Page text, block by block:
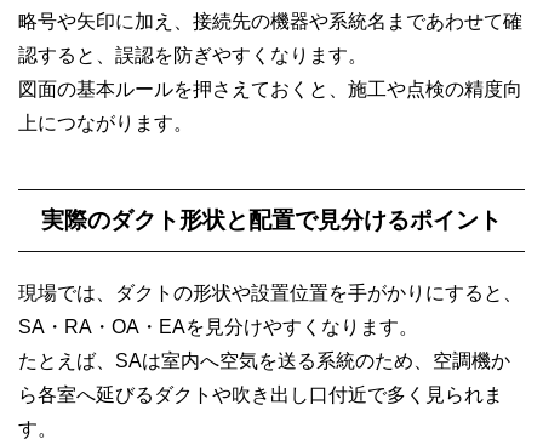
略号や矢印に加え、接続先の機器や系統名まであわせて確
認すると、誤認を防ぎやすくなります。
図面の基本ルールを押さえておくと、施工や点検の精度向
上につながります。
実際のダクト形状と配置で見分けるポイント
現場では、ダクトの形状や設置位置を手がかりにすると、
SA・RA・OA・EAを見分けやすくなります。
たとえば、SAは室内へ空気を送る系統のため、空調機か
ら各室へ延びるダクトや吹き出し口付近で多く見られま
す。